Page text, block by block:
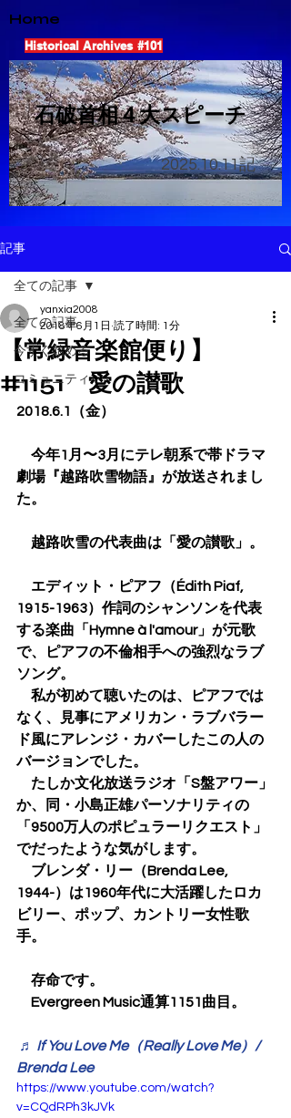
Home
Historical Archives #101
​石破首相４大スピーチ
2025.10.11記
記事
全ての記事
今すぐ始める
コミュニティ
全ての記事
【常緑音楽館便り】
#1151 愛の讃歌
yanxia2008
2018年6月1日 読了時間: 1分
2018.6.1（金）
今年1月〜3月にテレ朝系で帯ドラマ
劇場『越路吹雪物語』が放送されまし
た。
越路吹雪の代表曲は「愛の讃歌」。
エディット・ピアフ（Édith Piaf,
1915-1963）作詞のシャンソンを代表
する楽曲「Hymne à l'amour」が元歌
で、ピアフの不倫相手への強烈なラブ
ソング。
私が初めて聴いたのは、ピアフでは
なく、見事にアメリカン・ラブバラー
ド風にアレンジ・カバーしたこの人の
バージョンでした。
たしか文化放送ラジオ「S盤アワー」
か、同・小島正雄パーソナリティの
「9500万人のポピュラーリクエスト」
でだったような気がします。
ブレンダ・リー（Brenda Lee,
1944-）は1960年代に大活躍したロカ
ビリー、ポップ、カントリー女性歌
手。
存命です。
Evergreen Music通算1151曲目。
♬ If You Love Me（Really Love Me）/
Brenda Lee
https://www.youtube.com/watch?
v=CQdRPh3kJVk